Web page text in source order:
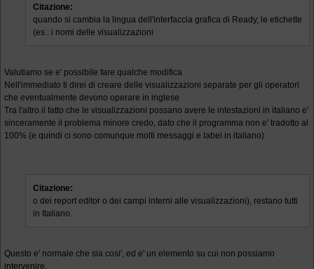
Citazione:
quando si cambia la lingua dell'interfaccia grafica di Ready, le etichette
(es.: i nomi delle visualizzazioni
Valutiamo se e' possibile fare qualche modifica
Nell'immediato ti direi di creare delle visualizzazioni separate per gli operatori
che eventualmente devono operare in inglese
Tra l'altro il fatto che le visualizzazioni possano avere le intestazioni in italiano e'
sinceramente il problema minore credo, dato che il programma non e' tradotto al
100% (e quindi ci sono comunque molti messaggi e label in italiano)
Citazione:
o dei report editor o dei campi interni alle visualizzazioni), restano tutti
in Italiano.
Questo e' normale che sia cosi', ed e' un elemento su cui non possiamo
intervenire.